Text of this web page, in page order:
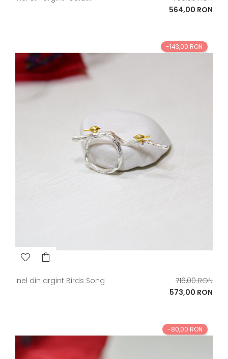
de
Pret
564,00 RON
-143,00 RON
Inel din argint Birds Song
Pret
de
716,00 RON
Pret
573,00 RON
-80,00 RON